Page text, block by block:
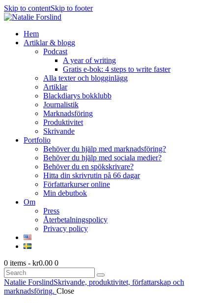
Skip to contentSkip to footer
Hem
Artiklar & blogg
Podcast
A year of writing
Gratis e-bok: 4 steps to write faster
Alla texter och blogginlägg
Artiklar
Blackdiarys bokklubb
Journalistik
Marknadsföring
Produktivitet
Skrivande
Portfolio
Behöver du hjälp med marknadsföring?
Behöver du hjälp med sociala medier?
Behöver du en spökskrivare?
Hitta din skrivrutin på 66 dagar
Författarkurser online
Min debutbok
Om
Press
Återbetalningspolicy
Privacy policy
0 items - kr0.00 0
Search
Natalie ForslindSkrivande, produktivitet, författarskap och
marknadsföring. Close